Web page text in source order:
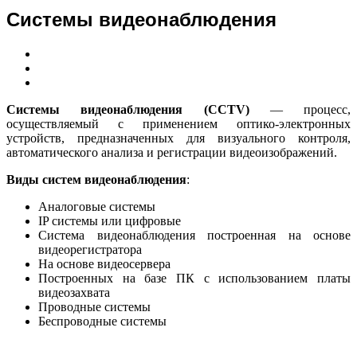
Системы видеонаблюдения
Системы видеонаблюдения (CCTV)— процесс,
осуществляемый с применением оптико-электронных
устройств, предназначенных для визуального контроля,
автоматического анализа и регистрации видеоизображений.
Виды систем видеонаблюдения:
Аналоговые системы
IP системы или цифровые
Система видеонаблюдения построенная на основе
видеорегистратора
На основе видеосервера
Построенных на базе ПК с использованием платы
видеозахвата
Проводные системы
Беспроводные системы